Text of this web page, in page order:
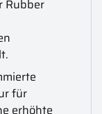
Rubber
für
erhöhte